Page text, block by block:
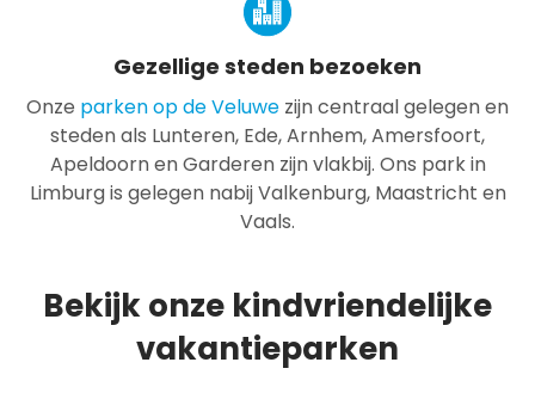
Gezellige steden bezoeken
Onze parken op de Veluwe zijn centraal gelegen en
steden als Lunteren, Ede, Arnhem, Amersfoort,
Apeldoorn en Garderen zijn vlakbij. Ons park in
Limburg is gelegen nabij Valkenburg, Maastricht en
Vaals.
Bekijk onze kindvriendelijke
vakantieparken